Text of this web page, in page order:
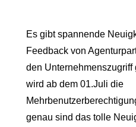
Es gibt spannende
Feedback von
den Unternehmenszugriff
wird ab dem 01.Juli die
genau sind das tolle